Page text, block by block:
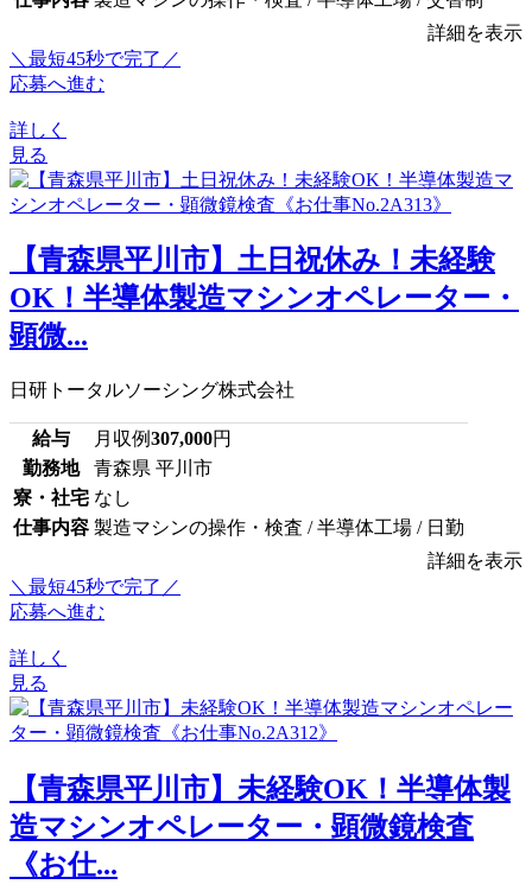
詳細を表示
＼最短45秒で完了／
応募へ進む
詳しく
見る
【青森県平川市】土日祝休み！未経験
OK！半導体製造マシンオペレーター・
顕微...
日研トータルソーシング株式会社
給与 月収例307,000円
勤務地
青森県 平川市
寮・社宅 なし
仕事内容 製造マシンの操作・検査 / 半導体工場 / 日勤
詳細を表示
＼最短45秒で完了／
応募へ進む
詳しく
見る
【青森県平川市】未経験OK！半導体製
造マシンオペレーター・顕微鏡検査
《お仕...